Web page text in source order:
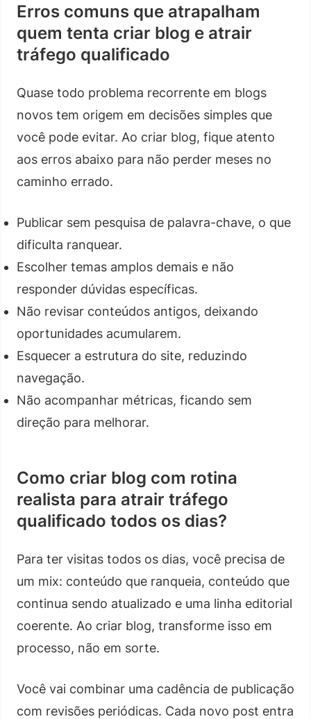
Erros comuns que atrapalham
quem tenta criar blog e atrair
tráfego qualificado
Quase todo problema recorrente em blogs
novos tem origem em decisões simples que
você pode evitar. Ao criar blog, fique atento
aos erros abaixo para não perder meses no
caminho errado.
Publicar sem pesquisa de palavra-chave, o que
dificulta ranquear.
Escolher temas amplos demais e não
responder dúvidas específicas.
Não revisar conteúdos antigos, deixando
oportunidades acumularem.
Esquecer a estrutura do site, reduzindo
navegação.
Não acompanhar métricas, ficando sem
direção para melhorar.
Como criar blog com rotina
realista para atrair tráfego
qualificado todos os dias?
Para ter visitas todos os dias, você precisa de
um mix: conteúdo que ranqueia, conteúdo que
continua sendo atualizado e uma linha editorial
coerente. Ao criar blog, transforme isso em
processo, não em sorte.
Você vai combinar uma cadência de publicação
com revisões periódicas. Cada novo post entra